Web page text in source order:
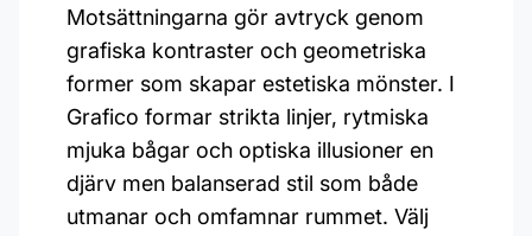
Motsättningarna gör avtryck genom
grafiska kontraster och geometriska
former som skapar estetiska mönster. I
Grafico formar strikta linjer, rytmiska
mjuka bågar och optiska illusioner en
djärv men balanserad stil som både
utmanar och omfamnar rummet. Välj